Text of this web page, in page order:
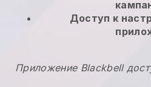
Доступ к
Приложение Blackbell